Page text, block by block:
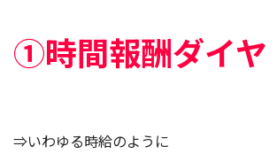
①時間報酬ダイヤ
⇒いわゆる時給のように